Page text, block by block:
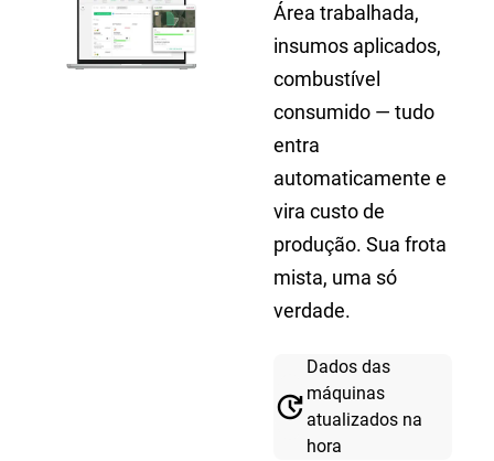
Área trabalhada,
insumos aplicados,
combustível
consumido — tudo
entra
automaticamente e
vira custo de
produção. Sua frota
mista, uma só
verdade.
update
Dados das
máquinas
atualizados na
hora